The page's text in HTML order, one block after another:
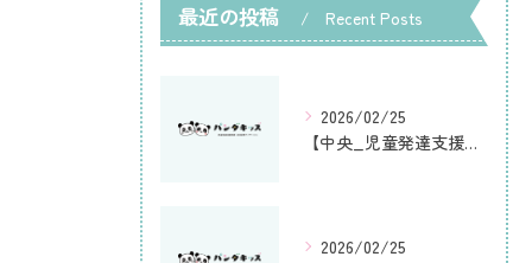
最近の投稿 Recent Posts
2026/02/25
【中央_児童発達支援】支援プログラム2025年度
2026/02/25